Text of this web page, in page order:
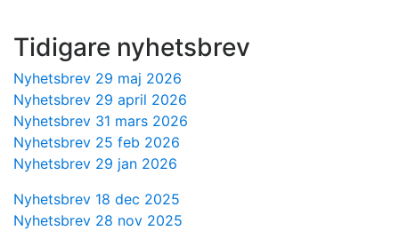
Tidigare nyhetsbrev
Nyhetsbrev 29 maj 2026
Nyhetsbrev 29 april 2026
Nyhetsbrev 31 mars 2026
Nyhetsbrev 25 feb 2026
Nyhetsbrev 29 jan 2026
Nyhetsbrev 18 dec 2025
Nyhetsbrev 28 nov 2025